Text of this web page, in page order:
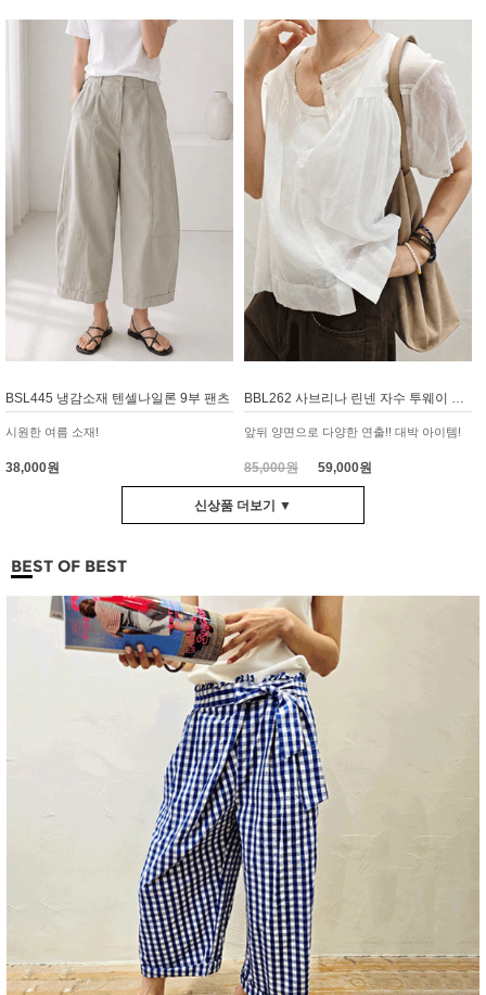
BSL445 냉감소재 텐셀나일론 9부 팬츠
시원한 여름 소재!
38,000원
BBL262 사브리나 린넨 자수 투웨이 블라우스
앞뒤 양면으로 다양한 연출!! 대박 아이템!
85,000원59,000원
신상품 더보기 ▼
BEST OF BEST